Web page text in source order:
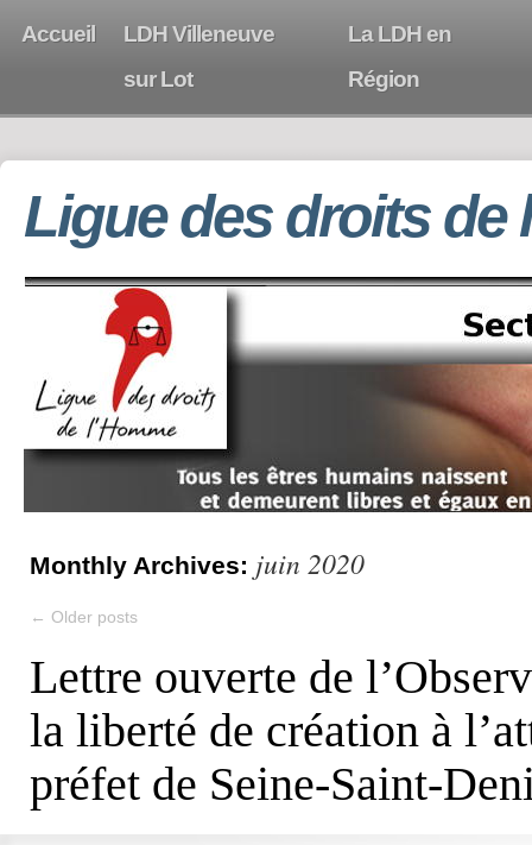
Accueil
LDH Villeneuve
sur Lot
La LDH en
Région
Ligue des droits de
Monthly Archives: juin 2020
← Older posts
Lettre ouverte de
la liberté de création à
préfet de Seine-Saint-